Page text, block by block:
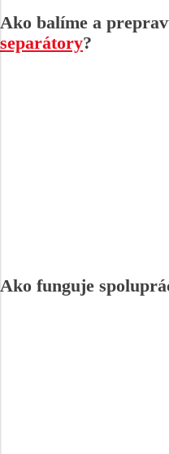
Ako balíme a
separátory?
Ako funguje